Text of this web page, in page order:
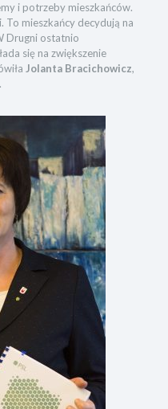
i potrzeby mieszkańców.
To mieszkańcy decydują na
Drugni ostatnio
się na zwiększenie
Jolanta Bracichowicz,